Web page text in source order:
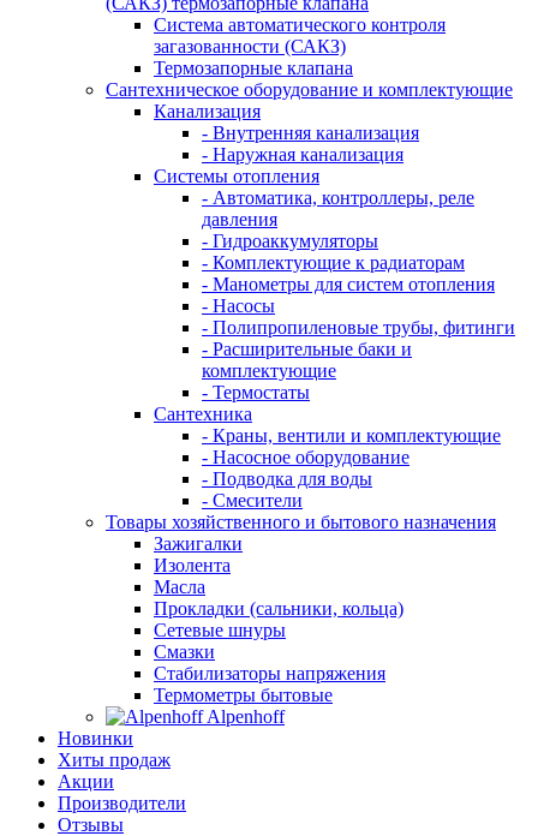
Система автоматического контроля
загазованности (САКЗ)
Термозапорные клапана
Сантехническое оборудование и комплектующие
Канализация
- Внутренняя канализация
- Наружная канализация
Системы отопления
- Автоматика, контроллеры, реле
давления
- Гидроаккумуляторы
- Комплектующие к радиаторам
- Манометры для систем отопления
- Насосы
- Полипропиленовые трубы, фитинги
- Расширительные баки и
комплектующие
- Термостаты
Сантехника
- Краны, вентили и комплектующие
- Насосное оборудование
- Подводка для воды
- Смесители
Товары хозяйственного и бытового назначения
Зажигалки
Изолента
Масла
Прокладки (сальники, кольца)
Сетевые шнуры
Смазки
Стабилизаторы напряжения
Термометры бытовые
Alpenhoff
Новинки
Хиты продаж
Акции
Производители
Отзывы